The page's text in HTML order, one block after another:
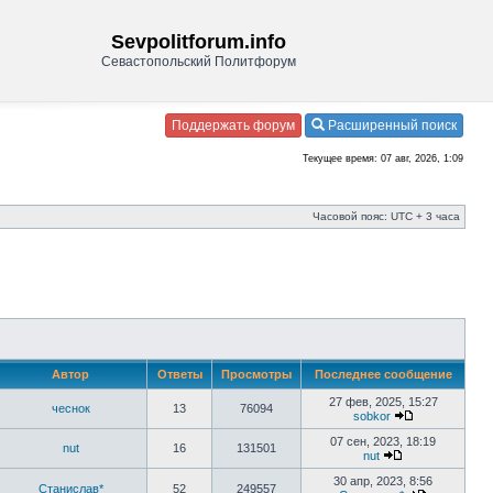
Sevpolitforum.info
Севастопольский Политфорум
Поддержать форум Расширенный поиск
Текущее время: 07 авг, 2026, 1:09
Часовой пояс: UTC + 3 часа
Автор Ответы Просмотры Последнее сообщение
чеснок 13 76094
27 фев, 2025, 15:27
sobkor
nut 16 131501
07 сен, 2023, 18:19
nut
Станислав* 52 249557
30 апр, 2023, 8:56